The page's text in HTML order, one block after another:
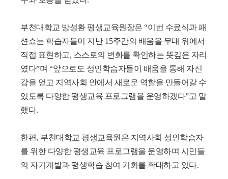
부천대학교 방성환 평생교육원장은 “이번 수료식과 패
션쇼는 학습자들이 지난 15주간의 배움을 무대 위에서
직접 표현하고, 스스로의 변화를 확인하는 뜻깊은 자리
였다”며 “앞으로도 성인학습자들이 배움을 통해 자신
감을 얻고 지역사회 안에서 새로운 역할을 만들어갈 수
있도록 다양한 평생교육 프로그램을 운영하겠다”고 말
했다.
한편, 부천대학교 평생교육원은 지역사회 성인학습자
를 위한 다양한 평생교육 프로그램을 운영하며 시민들
의 자기계발과 평생학습 참여 기회를 확대하고 있다.